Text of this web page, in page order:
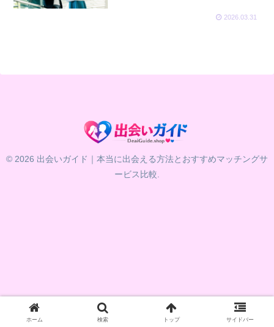
2026.03.31
© 2026 出会いガイド｜本当に出会える方法とおすすめマッチングサ
ービス比較.
ホーム 検索 トップ サイドバー